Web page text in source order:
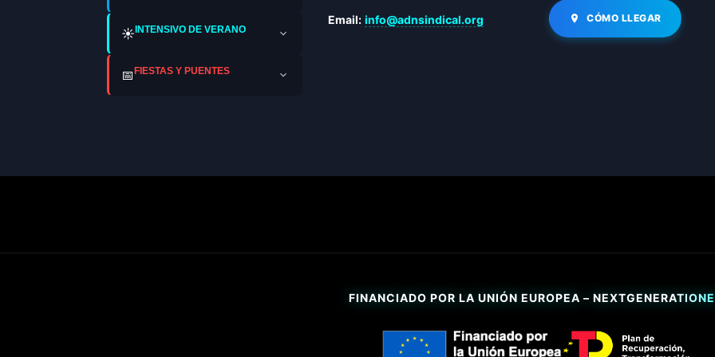
☀️ INTENSIVO DE VERANO
📅FIESTAS Y PUENTES
Email: info@adnsindical.org CÓMO LLEGAR
FINANCIADO POR LA UNIÓN EUROPEA –